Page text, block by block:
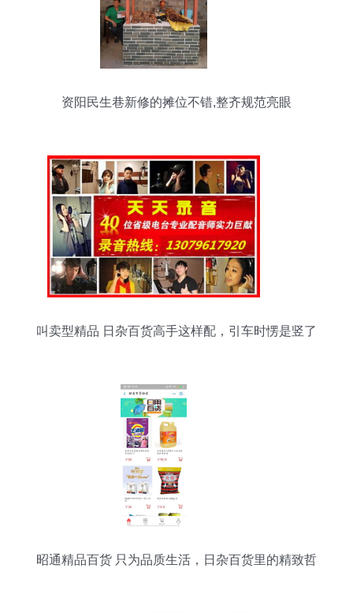
资阳民生巷新修的摊位不错,整齐规范亮眼
叫卖型精品 日杂百货高手这样配，引车时愣是竖了
昭通精品百货 只为品质生活，日杂百货里的精致哲